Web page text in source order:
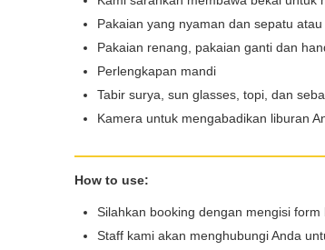
Pakaian yang nyaman dan sepatu
Pakaian renang, pakaian ganti dan
Perlengkapan mandi
Tabir surya, sun glasses, topi, dan
Kamera untuk mengabadikan liburan
How to use:
Silahkan booking dengan mengisi
Staff kami akan menghubungi Anda
Lokasi Pengiriman &